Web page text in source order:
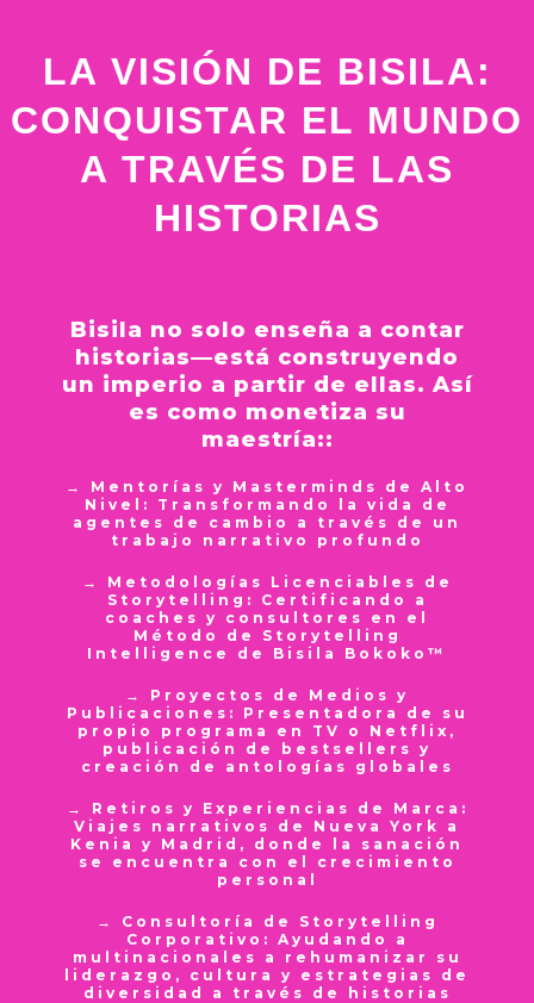
medios. La visibilidad con alma es una influencia que
perdura.
Este no es marketing tradicional—es marketing con
significado.
místico a espacios modernos—podcasts,
visible lo invisible y esencial lo que no ha sido
valores, despiertan la imaginación y cultivan la
alrededor del mundo.
LA VISIÓN DE BISILA:
CONQUISTAR EL MUNDO
A TRAVÉS DE LAS
HISTORIAS
Bisila no solo enseña a contar
historias—está construyendo
un imperio a partir de ellas. Así
es como monetiza su
maestría::
→ Mentorías y Masterminds de Alto
Nivel: Transformando la vida de
agentes de cambio a través de un
trabajo narrativo profundo
→ Metodologías Licenciables de
Storytelling: Certificando a
coaches y consultores en el
Método de Storytelling
Intelligence de Bisila Bokoko™
→ Proyectos de Medios y
Publicaciones: Presentadora de su
propio programa en TV o Netflix,
publicación de bestsellers y
creación de antologías globales
→ Retiros y Experiencias de Marca:
Viajes narrativos de Nueva York a
Kenia y Madrid, donde la sanación
se encuentra con el crecimiento
personal
→ Consultoría de Storytelling
Corporativo: Ayudando a
multinacionales a rehumanizar su
liderazgo, cultura y estrategias de
diversidad a través de historias